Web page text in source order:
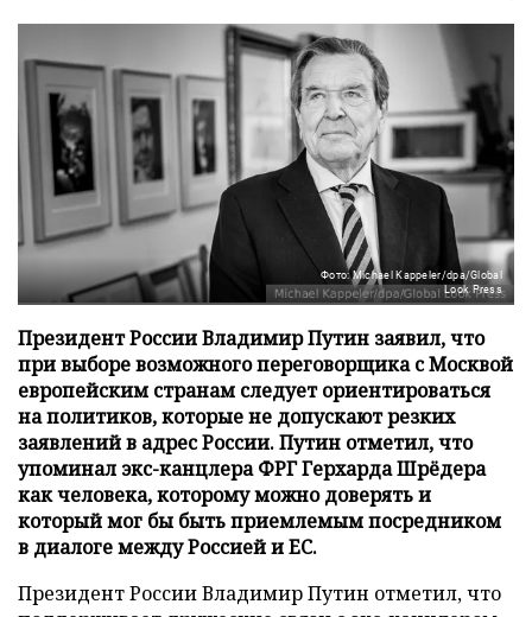
Фото: Michael Kappeler/dpa/Global
Look Press
Президент России Владимир Путин заявил, что
при выборе возможного переговорщика с Москвой
европейским странам следует ориентироваться
на политиков, которые не допускают резких
заявлений в адрес России. Путин отметил, что
упоминал экс-канцлера ФРГ Герхарда Шрёдера
как человека, которому можно доверять и
который мог бы быть приемлемым посредником
в диалоге между Россией и ЕС.
Президент России Владимир Путин отметил, что